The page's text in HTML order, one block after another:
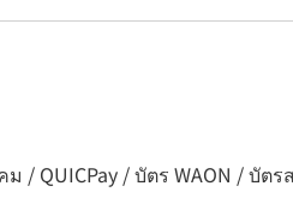
/ QUICPay / บัตร WAON / บัต